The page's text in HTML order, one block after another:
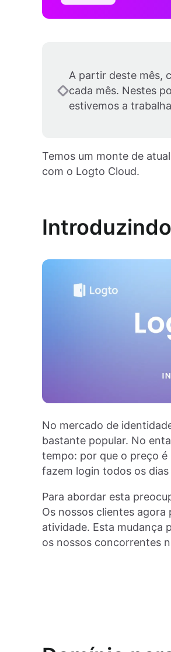
A partir deste mês,
cada mês. Nestes
estivemos a
Temos um monte de
com o Logto Cloud.
No mercado de
bastante popular. No
tempo: por que o preço é
fazem login todos os dias
Para abordar esta
Os nossos clientes
atividade. Esta mudança
os nossos concorrentes